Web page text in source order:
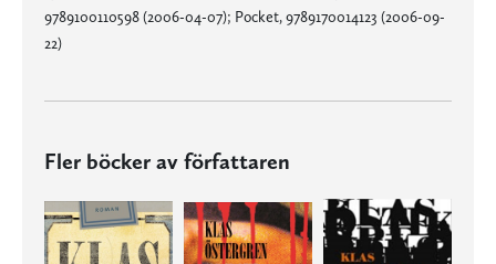
9789100110598 (2006-04-07); Pocket, 9789170014123 (2006-09-
22)
Fler böcker av författaren